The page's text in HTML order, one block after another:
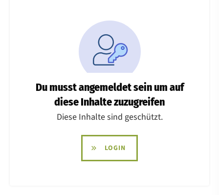
Du musst angemeldet sein um auf
diese Inhalte zuzugreifen
Diese Inhalte sind geschützt.
LOGIN